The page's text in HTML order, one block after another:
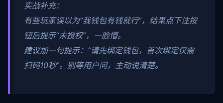
实战补充：
有些玩家误以为“我钱包有钱就行”，结果点下注按
钮后提示“未授权”，一脸懵。
建议加一句提示：“请先绑定钱包，首次绑定仅需
扫码10秒”。别等用户问，主动说清楚。